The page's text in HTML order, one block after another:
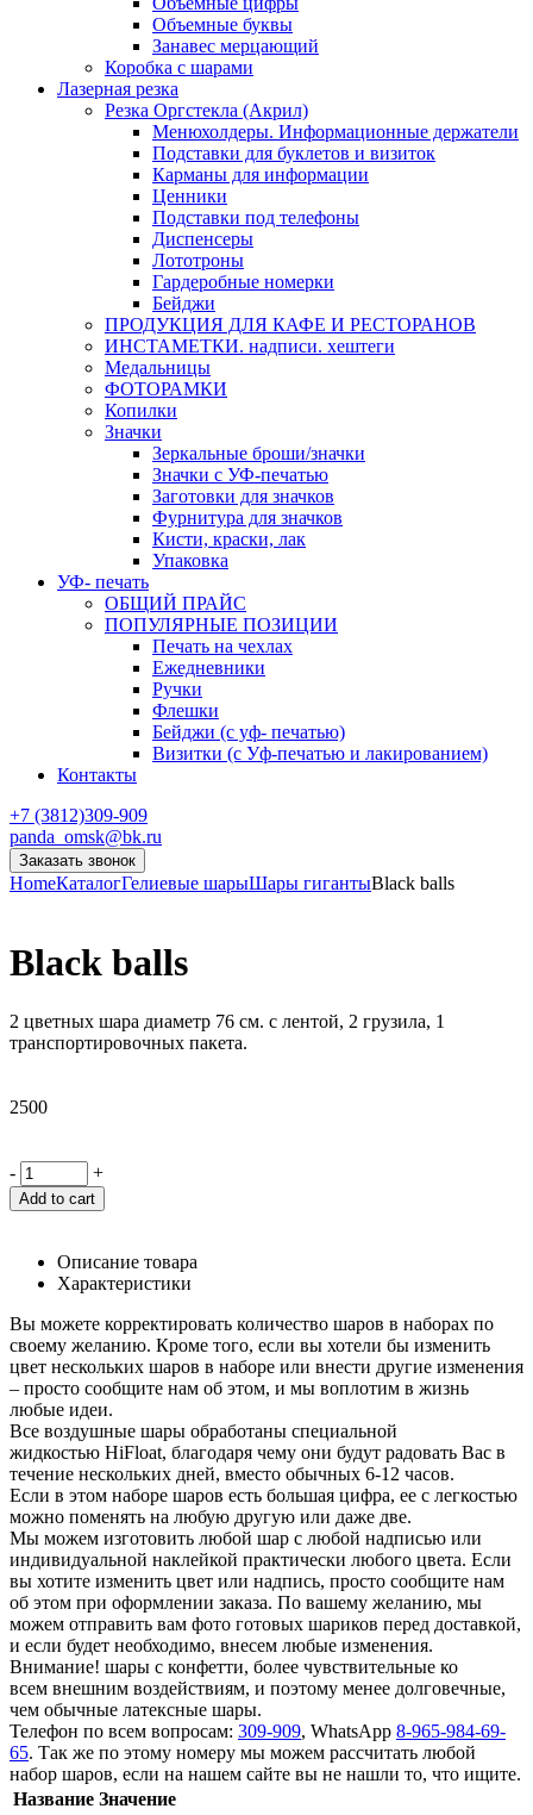
Объемные буквы
Занавес мерцающий
Коробка с шарами
Лазерная резка
Резка Оргстекла (Акрил)
Менюхолдеры. Информационные держатели
Подставки для буклетов и визиток
Карманы для информации
Ценники
Подставки под телефоны
Диспенсеры
Лототроны
Гардеробные номерки
Бейджи
ПРОДУКЦИЯ ДЛЯ КАФЕ И РЕСТОРАНОВ
ИНСТАМЕТКИ. надписи. хештеги
Медальницы
ФОТОРАМКИ
Копилки
Значки
Зеркальные броши/значки
Значки с УФ-печатью
Заготовки для значков
Фурнитура для значков
Кисти, краски, лак
Упаковка
УФ- печать
ОБЩИЙ ПРАЙС
ПОПУЛЯРНЫЕ ПОЗИЦИИ
Печать на чехлах
Ежедневники
Ручки
Флешки
Бейджи (с уф- печатью)
Визитки (с Уф-печатью и лакированием)
Контакты
+7 (3812)309-909
panda_omsk@bk.ru
Заказать звонок
HomeКаталогГелиевые шарыШары гигантыBlack balls
Black balls
2 цветных шара диаметр 76 см. с лентой, 2 грузила, 1
транспортировочных пакета.
2500
- +
Add to cart
Описание товара
Характеристики
Вы можете корректировать количество шаров в наборах по
своему желанию. Кроме того, если вы хотели бы изменить
цвет нескольких шаров в наборе или внести другие изменения
– просто сообщите нам об этом, и мы воплотим в жизнь
любые идеи.
Все воздушные шары обработаны специальной
жидкостью HiFloat, благодаря чему они будут радовать Вас в
течение нескольких дней, вместо обычных 6-12 часов.
Если в этом наборе шаров есть большая цифра, ее с легкостью
можно поменять на любую другую или даже две.
Мы можем изготовить любой шар с любой надписью или
индивидуальной наклейкой практически любого цвета. Если
вы хотите изменить цвет или надпись, просто сообщите нам
об этом при оформлении заказа. По вашему желанию, мы
можем отправить вам фото готовых шариков перед доставкой,
и если будет необходимо, внесем любые изменения.
Внимание! шары с конфетти, более чувствительные ко
всем внешним воздействиям, и поэтому менее долговечные,
чем обычные латексные шары.
Телефон по всем вопросам: 309-909, WhatsApp 8-965-984-69-
65. Так же по этому номеру мы можем рассчитать любой
набор шаров, если на нашем сайте вы не нашли то, что ищите.
Название Значение